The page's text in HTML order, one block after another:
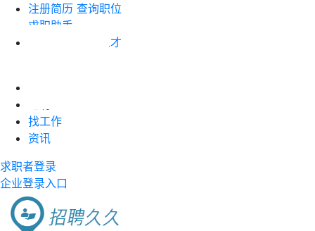
注册简历 查询职位
求职助手
搜索人才
找工作
资讯
求职者登录
企业登录入口